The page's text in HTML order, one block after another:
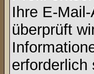
Ihre E-
überprüft
erforderlich